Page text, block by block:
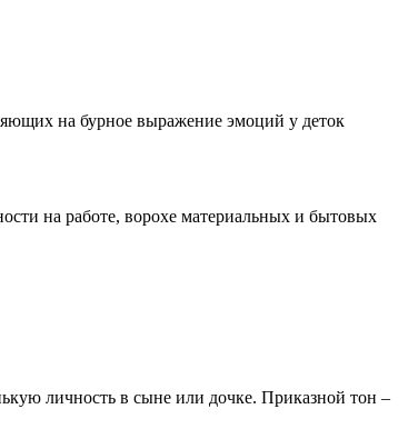
на бурное выражение эмоций у деток
на работе, ворохе материальных и бытовых
личность в сыне или дочке. Приказной тон –